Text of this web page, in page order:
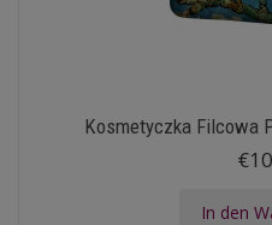
Kosmetyczka Filcowa
In den